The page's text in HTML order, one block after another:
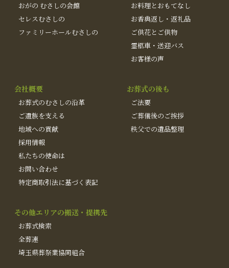
おがの むさしの会館
セレスむさしの
ファミリーホールむさしの
お料理とおもてなし
お香典返し・返礼品
ご供花とご供物
霊柩車・送迎バス
お客様の声
会社概要
お葬式のむさしの沿革
ご遺族を支える
地域への貢献
採用情報
私たちの使命は
お問い合わせ
特定商取引法に基づく表記
お葬式の後も
ご法要
ご葬儀後のご挨拶
秩父での遺品整理
その他エリアの搬送・提携先
お葬式検索
全葬連
埼玉県葬祭業協同組合